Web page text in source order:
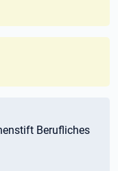
Berufliches